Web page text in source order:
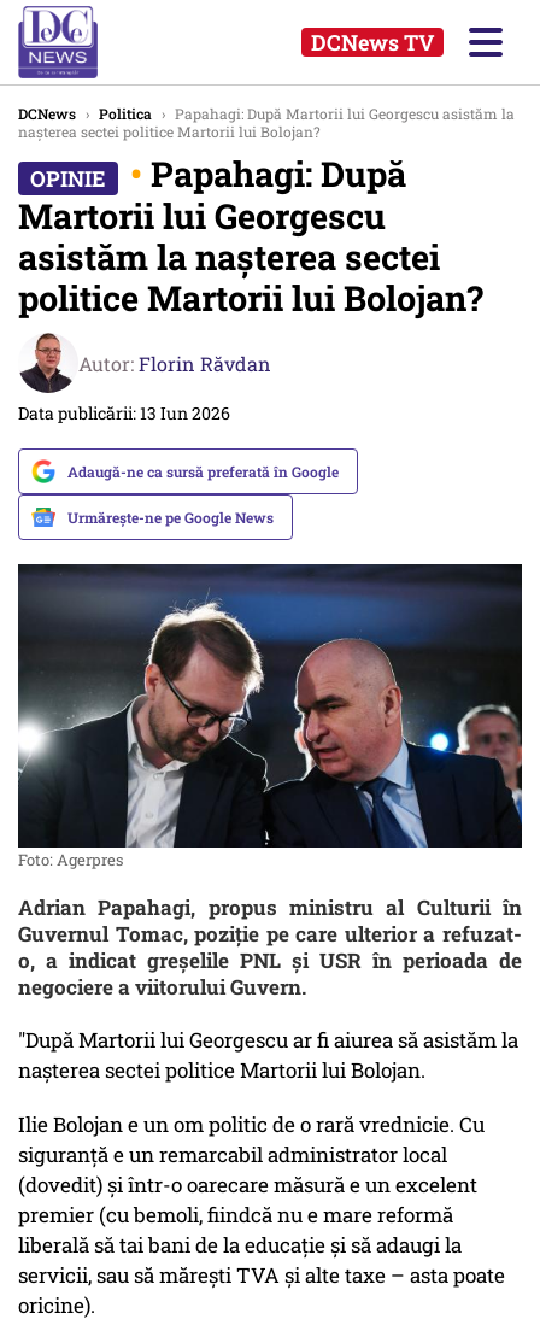
DCNews TV
DCNews › Politica › Papahagi: După Martorii lui Georgescu asistăm la
nașterea sectei politice Martorii lui Bolojan?
• Papahagi: După
Martorii lui Georgescu
asistăm la nașterea sectei
politice Martorii lui Bolojan?
Autor:Florin Răvdan
Data publicării: 13 Iun 2026
Adaugă-ne ca sursă preferată în Google
Urmărește-ne pe Google News
Foto: Agerpres
Adrian Papahagi, propus ministru al Culturii în
Guvernul Tomac, poziţie pe care ulterior a refuzat-
o, a indicat greşelile PNL şi USR în perioada de
negociere a viitorului Guvern.
"După Martorii lui Georgescu ar fi aiurea să asistăm la
nașterea sectei politice Martorii lui Bolojan.
Ilie Bolojan e un om politic de o rară vrednicie. Cu
siguranță e un remarcabil administrator local
(dovedit) și într-o oarecare măsură e un excelent
premier (cu bemoli, fiindcă nu e mare reformă
liberală să tai bani de la educație și să adaugi la
servicii, sau să mărești TVA și alte taxe – asta poate
oricine).